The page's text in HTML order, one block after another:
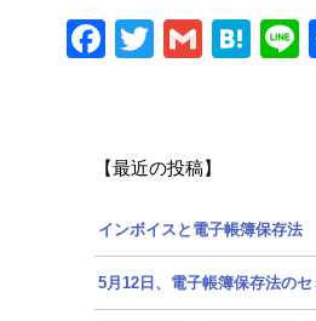
Facebook
Twitter
Gmail
【最近の投稿】
インボイスと電子帳簿保存法
5月12日、電子帳簿保存法の